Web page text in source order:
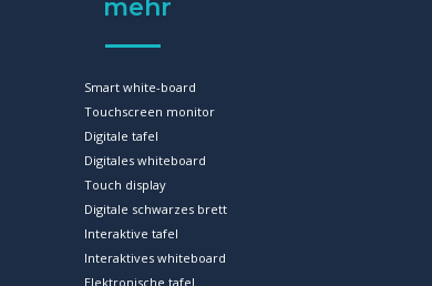
mehr
Smart white-board
Touchscreen monitor
Digitale tafel
Digitales whiteboard
Touch display
Digitale schwarzes brett
Interaktive tafel
Interaktives whiteboard
Elektronische tafel